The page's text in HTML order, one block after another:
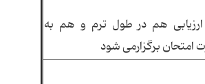
هم در طول ترم و هم به
امتحان برگزارمی شود